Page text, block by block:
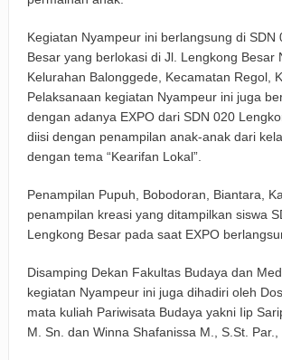
Kegiatan Nyampeur ini berlangsung di SDN
Besar yang berlokasi di Jl. Lengkong Besar
Kelurahan Balonggede, Kecamatan Regol,
Pelaksanaan kegiatan Nyampeur ini juga
dengan adanya EXPO dari SDN 020
diisi dengan penampilan anak-anak dari
dengan tema “Kearifan Lokal”.
Penampilan Pupuh, Bobodoran, Biantara,
penampilan kreasi yang ditampilkan siswa
Lengkong Besar pada saat EXPO
Disamping Dekan Fakultas Budaya dan
kegiatan Nyampeur ini juga dihadiri oleh
mata kuliah Pariwisata Budaya yakni Iip
M. Sn. dan Winna Shafanissa M., S.St. Par.,